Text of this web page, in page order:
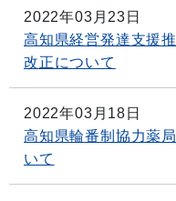
2022年03月23日
高知県経営発達支援
改正について
2022年03月18日
高知県輪番制協力薬
いて